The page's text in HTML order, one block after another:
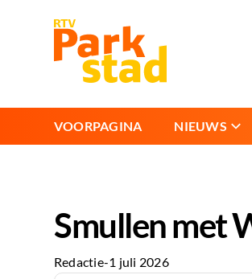
VOORPAGINA NIEUWS
Smullen met
Redactie-1 juli 2026